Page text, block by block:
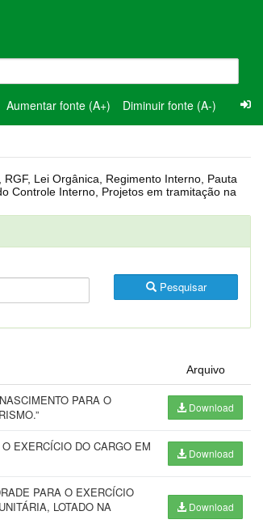
Aumentar fonte (A+) Diminuir fonte (A-)
Pesquisar
Arquivo
PARA O
Download
EXERCÍCIO DO CARGO EM
Download
PARA O EXERCÍCIO
LOTADO NA
Download